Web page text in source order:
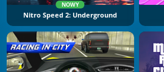
NOWY
Nitro Speed 2: Underground